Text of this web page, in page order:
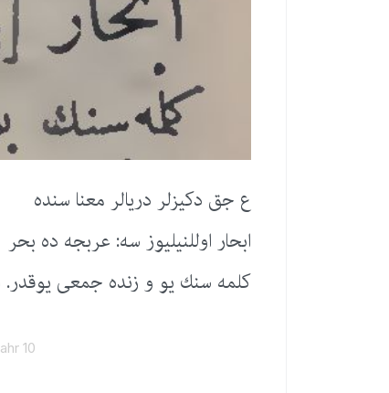
ع جق دكیزلر دریالر معنا سنده
ابحار اوللنیلیوز سه: عربجه ده بحر
كلمه سنك یو و زنده جمعی یوقدر. ب
10